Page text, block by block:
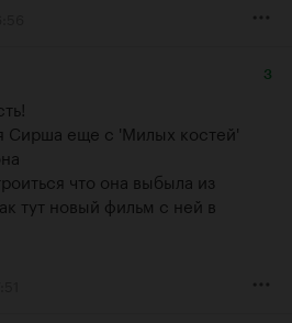
3
Сирша еще с 'Милых костей'
что она выбыла из
тут новый фильм с ней в